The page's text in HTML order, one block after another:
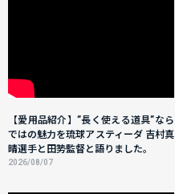
【愛用品紹介】”長く使える道具”なら
ではの魅力を琉球アスティーダ 吉村真
晴選手と田㔟監督と語りました。
2026/08/07